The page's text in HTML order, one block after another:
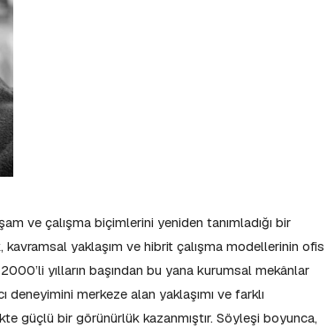
ve çalışma biçimlerini yeniden tanımladığı bir
kavramsal yaklaşım ve hibrit çalışma modellerinin ofis
yılların başından bu yana kurumsal mekânlar
deneyimini merkeze alan yaklaşımı ve farklı
güçlü bir görünürlük kazanmıştır. Söyleşi boyunca,